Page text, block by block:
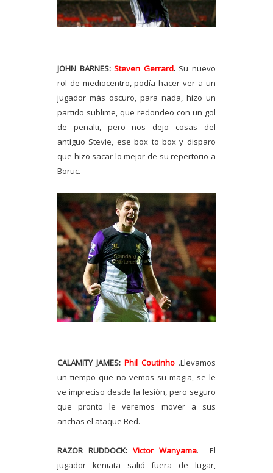
JOHN BARNES:Steven Gerrard.Su nuevo
rol de mediocentro, podía hacer ver a un
jugador más oscuro, para nada, hizo un
partido sublime, que redondeo con un gol
de penalti, pero nos dejo cosas del
antiguo Stevie, ese box to box y disparo
que hizo sacar lo mejor de su repertorio a
Boruc.
CALAMITY JAMES: Phil Coutinho .Llevamos
un tiempo que no vemos su magia, se le
ve impreciso desde la lesión, pero seguro
que pronto le veremos mover a sus
anchas el ataque Red.
RAZOR RUDDOCK: Victor Wanyama. El
jugador keniata salió fuera de lugar,